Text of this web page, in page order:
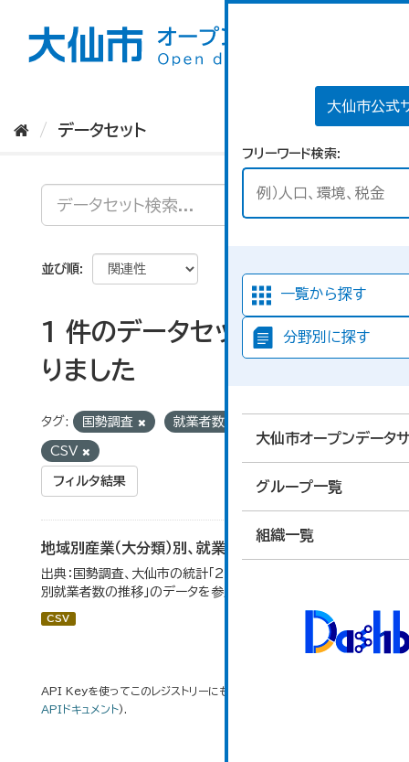
大仙市公式
フリーワード検索
一覧から探す
分野別に探す
大仙市オープンデータ
グループ一覧
組織一覧
データセット
並び順
1 件のデータセットが見つか
りました
タグ: 国勢調査 就業者数
CSV
フィルタ結果
地域別産業（大分類）別、就業者数
出典：国勢調査、大仙市の統計「2-8 地域別産業（大分類）
別就業者数の推移」のデータを参照しています。
CSV
API Keyを使ってこのレジストリーにもアクセス可能です
APIドキュメント).